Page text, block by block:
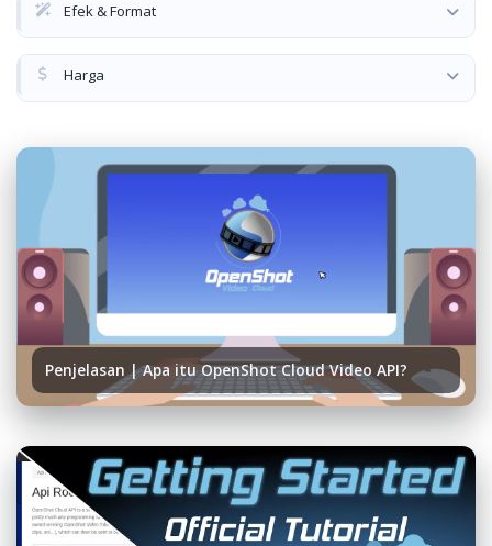
Efek & Format
Harga
Penjelasan | Apa itu OpenShot Cloud Video API?